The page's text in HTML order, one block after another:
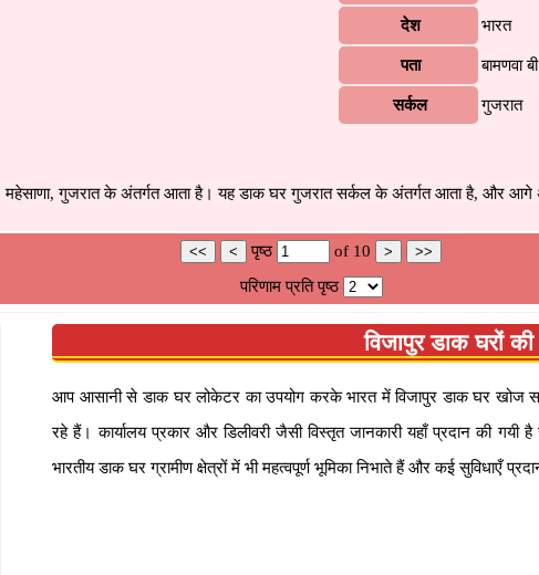
देश भारत
पता बामणवा
सर्कल गुजरात
महेसाणा, गुजरात के अंतर्गत आता है। यह डाक घर गुजरात सर्कल के अंतर्गत आता है, और आगे
पृष्ठ of 10
परिणाम प्रति पृष्ठ
विजापुर डाक घरों
आप आसानी से डाक घर लोकेटर का उपयोग करके भारत में विजापुर डाक घर
रहे हैं। कार्यालय प्रकार और डिलीवरी जैसी विस्तृत जानकारी यहाँ प्रदान की गयी
भारतीय डाक घर ग्रामीण क्षेत्रों में भी महत्वपूर्ण भूमिका निभाते हैं और कई सुविधाएँ